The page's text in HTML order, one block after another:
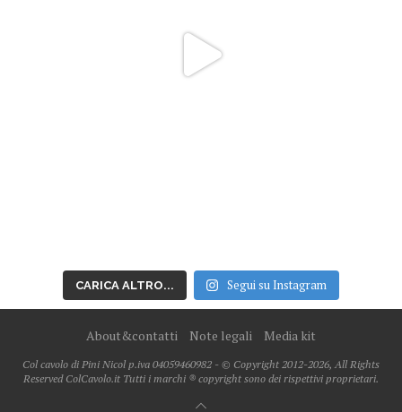
CARICA ALTRO... Segui su Instagram
About&contatti Note legali Media kit
Col cavolo di Pini Nicol p.iva 04059460982 - © Copyright 2012-2026, All Rights
Reserved ColCavolo.it Tutti i marchi ® copyright sono dei rispettivi proprietari.